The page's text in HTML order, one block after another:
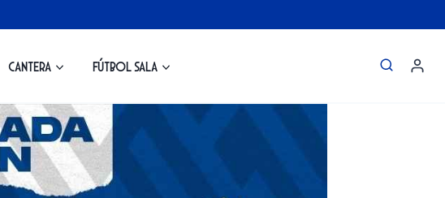
Cantera Fútbol Sala